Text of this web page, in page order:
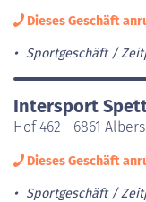
Dieses Geschäft
Sportgeschäft
Intersport
Hof 462 - 6861
Dieses Geschäft
Sportgeschäft